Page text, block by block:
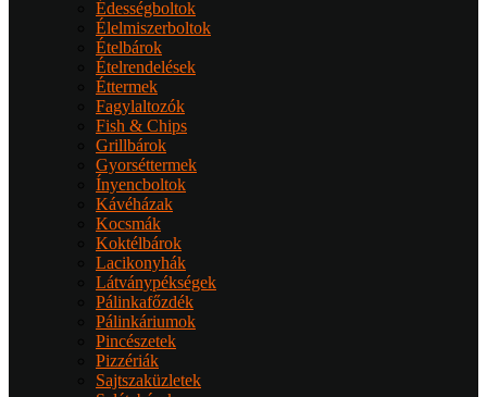
Édességboltok
Élelmiszerboltok
Ételbárok
Ételrendelések
Éttermek
Fagylaltozók
Fish & Chips
Grillbárok
Gyorséttermek
Ínyencboltok
Kávéházak
Kocsmák
Koktélbárok
Lacikonyhák
Látványpékségek
Pálinkafőzdék
Pálinkáriumok
Pincészetek
Pizzériák
Sajtszaküzletek